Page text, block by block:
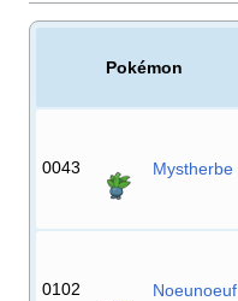
Pokémon
0043 Mystherbe
0102 Noeunoeuf